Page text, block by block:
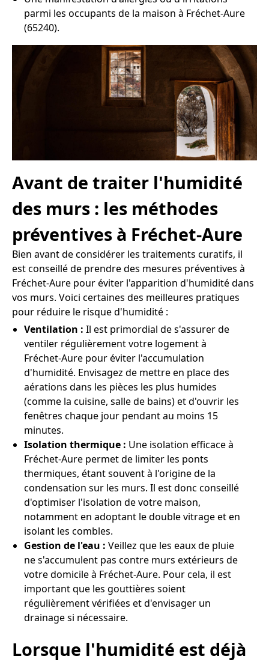
parmi les occupants de la maison à Fréchet-Aure
(65240).
Avant de traiter l'humidité
des murs : les méthodes
préventives à Fréchet-Aure
Bien avant de considérer les traitements curatifs, il
est conseillé de prendre des mesures préventives à
Fréchet-Aure pour éviter l'apparition d'humidité dans
vos murs. Voici certaines des meilleures pratiques
pour réduire le risque d'humidité :
Ventilation : Il est primordial de s'assurer de
ventiler régulièrement votre logement à
Fréchet-Aure pour éviter l'accumulation
d'humidité. Envisagez de mettre en place des
aérations dans les pièces les plus humides
(comme la cuisine, salle de bains) et d'ouvrir les
fenêtres chaque jour pendant au moins 15
minutes.
Isolation thermique : Une isolation efficace à
Fréchet-Aure permet de limiter les ponts
thermiques, étant souvent à l'origine de la
condensation sur les murs. Il est donc conseillé
d'optimiser l'isolation de votre maison,
notamment en adoptant le double vitrage et en
isolant les combles.
Gestion de l'eau : Veillez que les eaux de pluie
ne s'accumulent pas contre murs extérieurs de
votre domicile à Fréchet-Aure. Pour cela, il est
important que les gouttières soient
régulièrement vérifiées et d'envisager un
drainage si nécessaire.
Lorsque l'humidité est déjà